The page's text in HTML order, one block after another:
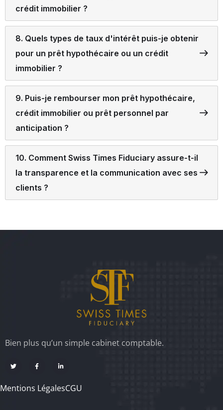
crédit immobilier ?
8. Quels types de taux d'intérêt puis-je obtenir
pour un prêt hypothécaire ou un crédit
immobilier ?
9. Puis-je rembourser mon prêt hypothécaire,
crédit immobilier ou prêt personnel par
anticipation ?
10. Comment Swiss Times Fiduciary assure-t-il
la transparence et la communication avec ses
clients ?
Bien plus qu’un simple cabinet comptable.
Mentions LégalesCGU